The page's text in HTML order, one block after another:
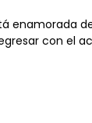
enamorada
con el